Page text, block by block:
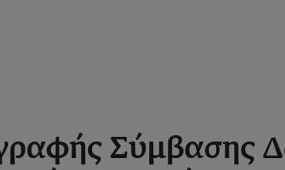
Σύμβασης